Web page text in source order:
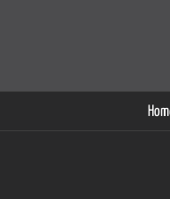
bei der Bereitstellung der